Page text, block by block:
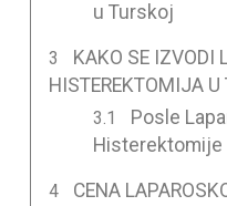
u Turskoj
KAKO SE IZVODI
HISTEREKTOMIJA U
Posle
Histerektomije
CENA